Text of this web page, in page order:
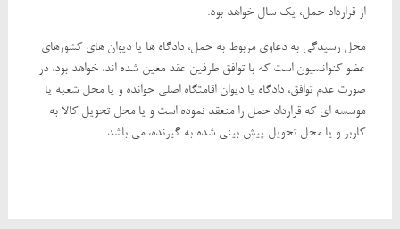
از قرارداد حمل، یک سال خواهد بود.
محل رسیدگی به دعاوی مربوط به حمل، دادگاه ها یا دیوان های کشورهای
عضو کنوانسیون است که با توافق طرفین عقد معین شده اند، خواهد بود، در
صورت عدم توافق، دادگاه یا دیوان اقامتگاه اصلی خوانده و یا محل شعبه یا
موسسه ای که قرارداد حمل را منعقد نموده است و یا محل تحویل کالا به
کاربر و یا محل تحویل پیش بینی شده به گیرنده، می باشد.